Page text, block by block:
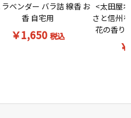
ベンダー バラ詰 線香 お
香 自宅用
￥1,650 税込
<太田屋
さと信州
花の香り